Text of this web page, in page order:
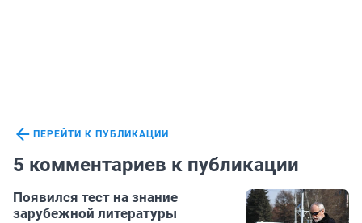
ПЕРЕЙТИ К ПУБЛИКАЦИИ
5 комментариев к публикации
Появился тест на знание
зарубежной литературы